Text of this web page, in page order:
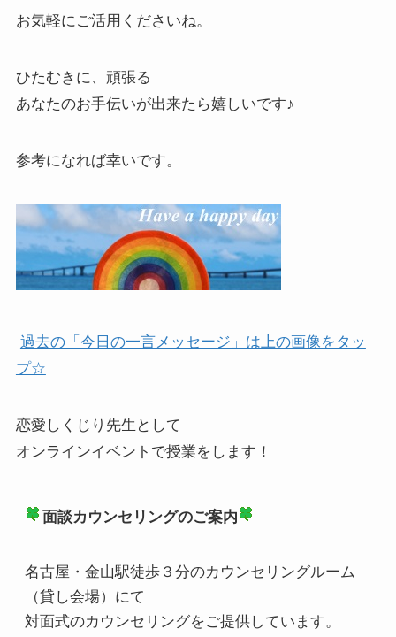
お気軽にご活用くださいね。
ひたむきに、頑張る
あなたのお手伝いが出来たら嬉しいです♪
参考になれば幸いです。
過去の「今日の一言メッセージ」は上の画像をタッ
プ☆
恋愛しくじり先生として
オンラインイベントで授業をします！
面談カウンセリングのご案内
名古屋・金山駅徒歩３分のカウンセリングルーム
（貸し会場）にて
対面式のカウンセリングをご提供しています。